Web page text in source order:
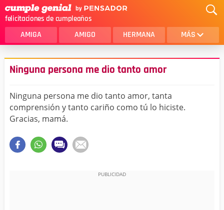
felicitaciones de cumpleaños
AMIGA AMIGO HERMANA MÁS
MAMA
AMOR
SOBRINA
HIJA
HERMANO
NOVIA
Ninguna persona me dio tanto amor
Ninguna persona me dio tanto amor, tanta
comprensión y tanto cariño como tú lo hiciste.
Gracias, mamá.